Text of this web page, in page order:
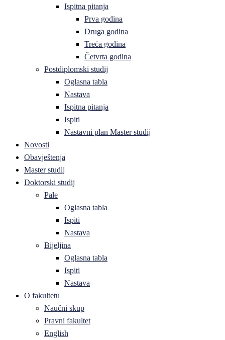
Ispitna pitanja
Prva godina
Druga godina
Treća godina
Četvrta godina
Postdiplomski studij
Oglasna tabla
Nastava
Ispitna pitanja
Ispiti
Nastavni plan Master studij
Novosti
Obavještenja
Master studij
Doktorski studij
Pale
Oglasna tabla
Ispiti
Nastava
Bijeljina
Oglasna tabla
Ispiti
Nastava
O fakultetu
Naučni skup
Pravni fakultet
English